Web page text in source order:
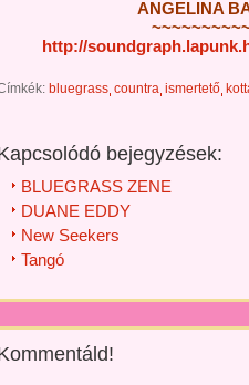
ANGELINA
http://
bluegrass countra ismertető
bejegyzések:
BLUEGRASS ZENE
DUANE EDDY
New Seekers
Tangó